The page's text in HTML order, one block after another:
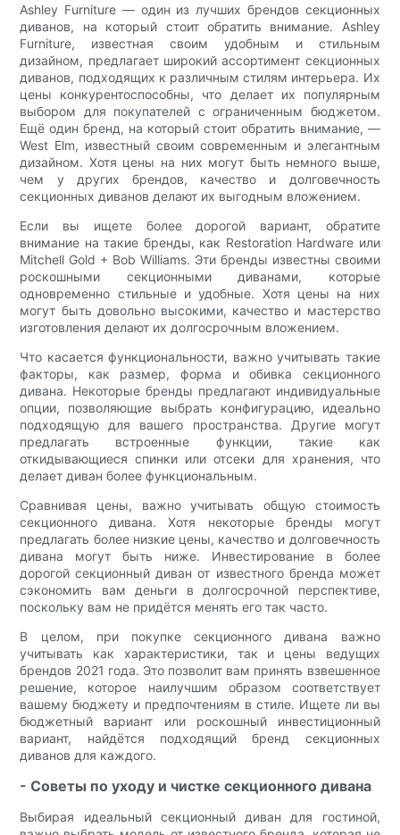
Ashley Furniture — один из лучших брендов секционных
диванов, на который стоит обратить внимание. Ashley
Furniture, известная своим удобным и стильным
дизайном, предлагает широкий ассортимент секционных
диванов, подходящих к различным стилям интерьера. Их
цены конкурентоспособны, что делает их популярным
выбором для покупателей с ограниченным бюджетом.
Ещё один бренд, на который стоит обратить внимание, —
West Elm, известный своим современным и элегантным
дизайном. Хотя цены на них могут быть немного выше,
чем у других брендов, качество и долговечность
секционных диванов делают их выгодным вложением.
Если вы ищете более дорогой вариант, обратите
внимание на такие бренды, как Restoration Hardware или
Mitchell Gold + Bob Williams. Эти бренды известны своими
роскошными секционными диванами, которые
одновременно стильные и удобные. Хотя цены на них
могут быть довольно высокими, качество и мастерство
изготовления делают их долгосрочным вложением.
Что касается функциональности, важно учитывать такие
факторы, как размер, форма и обивка секционного
дивана. Некоторые бренды предлагают индивидуальные
опции, позволяющие выбрать конфигурацию, идеально
подходящую для вашего пространства. Другие могут
предлагать встроенные функции, такие как
откидывающиеся спинки или отсеки для хранения, что
делает диван более функциональным.
Сравнивая цены, важно учитывать общую стоимость
секционного дивана. Хотя некоторые бренды могут
предлагать более низкие цены, качество и долговечность
дивана могут быть ниже. Инвестирование в более
дорогой секционный диван от известного бренда может
сэкономить вам деньги в долгосрочной перспективе,
поскольку вам не придётся менять его так часто.
В целом, при покупке секционного дивана важно
учитывать как характеристики, так и цены ведущих
брендов 2021 года. Это позволит вам принять взвешенное
решение, которое наилучшим образом соответствует
вашему бюджету и предпочтениям в стиле. Ищете ли вы
бюджетный вариант или роскошный инвестиционный
вариант, найдётся подходящий бренд секционных
диванов для каждого.
- Советы по уходу и чистке секционного дивана
Выбирая идеальный секционный диван для гостиной,